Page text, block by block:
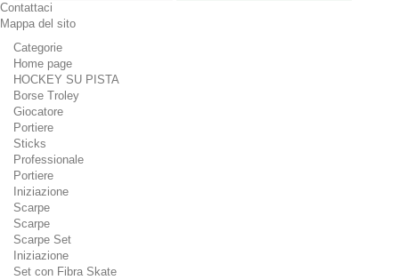
Contattaci
Mappa del sito
Categorie
Home page
HOCKEY SU PISTA
Borse Troley
Giocatore
Portiere
Sticks
Professionale
Portiere
Iniziazione
Scarpe
Scarpe
Scarpe Set
Iniziazione
Set con Fibra Skate